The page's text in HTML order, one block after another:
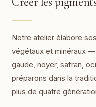
Notre atelier élabore
végétaux et minéraux
gaude, noyer, safran,
préparons dans la
plus de quatre